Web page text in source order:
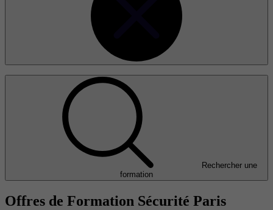
Rechercher une
formation
Offres de Formation Sécurité Paris